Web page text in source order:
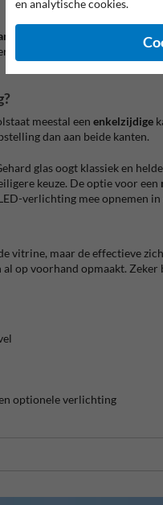
buitenvitrine
voor
is. Het geïntegreerde slot,
meestal een enkelzijdige
dan aan beide kanten.
glas oogt klassiek en
keuze. De optie voor een
verlichting mee opnemen
vitrine, maar de effectieve
op voorhand opmaakt.
optionele verlichting
en analytische cookies.